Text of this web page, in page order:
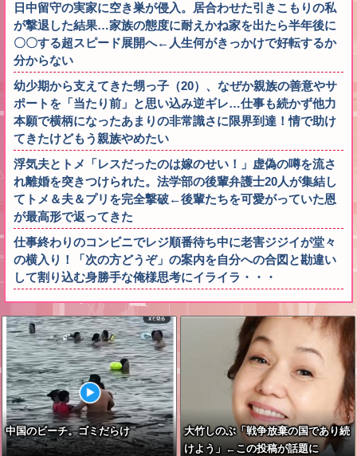
日中留守の実家に空き巣が侵入。居合わせた引きこもりの私
が撃退した結果…家族の態度に耐えかね家を出たら半年後に
〇〇する超スピード展開へ←人生何がきっかけで好転するか
分からない
幼少期から支えてきた甥っ子（20）、なぜか親族の善意やサ
ポートを「当たり前」と思い込み逆ギレ…仕事も続かず他力
本願で横柄になったあまりの非常識さに限界到達！情で助け
てきたけどもう親族やめたい
浮気夫とトメ「レスだったのは嫁のせい！」虚偽の噂を流さ
れ離婚を突きつけられた。法学部の後輩弁護士20人が集結し
てトメ＆夫＆プリを完全撃破←後輩たちを可愛がっていた恩
が最高形で返ってきた
仕事終わりのコンビニでレジ順番待ち中に老害ジジイが堂々
の横入り！「次の方どうぞ」の案内を自分への合図と勘違い
して割り込む身勝手な俺様思考にイライラ・・・
中国のビーチ。ゴミだらけ
大竹しのぶ「戦争放棄の国であり続
けよう」←この投稿が話題に